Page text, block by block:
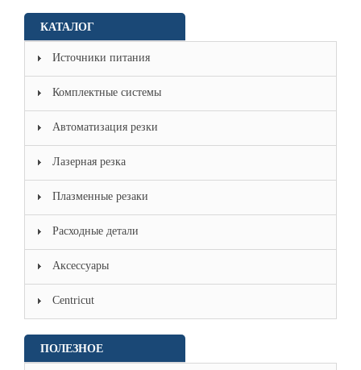
КАТАЛОГ
Источники питания
Комплектные системы
Автоматизация резки
Лазерная резка
Плазменные резаки
Расходные детали
Аксессуары
Centricut
ПОЛЕЗНОЕ